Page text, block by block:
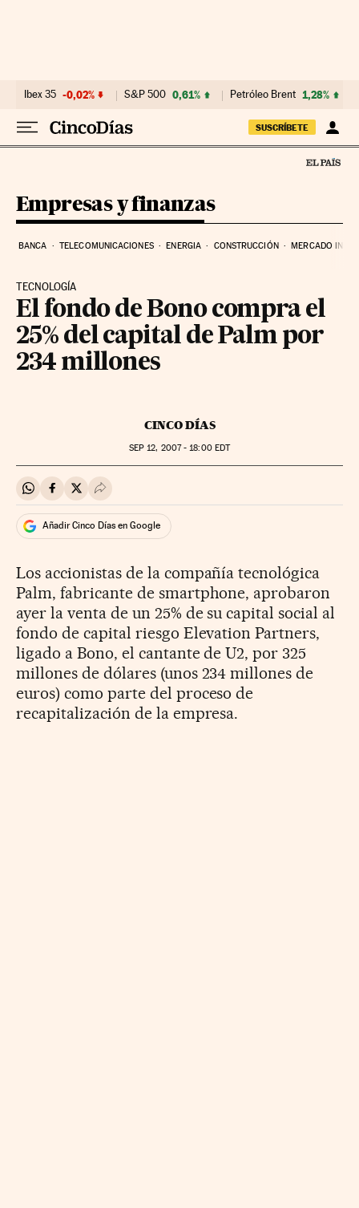
Ibex 35 -0,02% S&P 500 0,61% Petróleo Brent 1,28%
SUSCRÍBETE
Empresas y finanzas
BANCA TELECOMUNICACIONES ENERGIA CONSTRUCCIÓN MERCADO
TECNOLOGÍA
El fondo de Bono compra el
25% del capital de Palm por
234 millones
CINCO DÍAS
SEP 12, 2007 - 18:00EDT
Compartir en Whatsapp
Compartir en Facebook
Compartir en Twitter
Desplegar Redes Sociales
Añadir Cinco Días en Google
Los accionistas de la compañía tecnológica
Palm, fabricante de smartphone, aprobaron
ayer la venta de un 25% de su capital social al
fondo de capital riesgo Elevation Partners,
ligado a Bono, el cantante de U2, por 325
millones de dólares (unos 234 millones de
euros) como parte del proceso de
recapitalización de la empresa.